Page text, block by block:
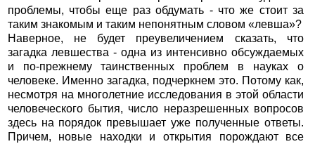
проблемы, чтобы еще раз обдумать - что же стоит за
таким знакомым и таким непонятным словом «левша»?
Наверное, не будет преувеличением сказать, что
загадка левшества - одна из интенсивно обсуждаемых
и по-прежнему таинственных проблем в науках о
человеке. Именно загадка, подчеркнем это. Потому как,
несмотря на многолетние исследования в этой области
человеческого бытия, число неразрешенных вопросов
здесь на порядок превышает уже полученные ответы.
Причем, новые находки и открытия порождают все